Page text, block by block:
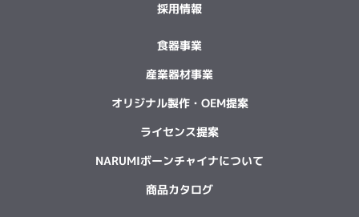
採用情報
食器事業
産業器材事業
オリジナル製作・OEM提案
ライセンス提案
NARUMIボーンチャイナについて
商品カタログ